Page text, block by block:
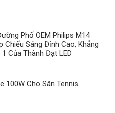
Phố OEM Philips M14
Chiếu Sáng Đỉnh Cao, Khẳng
Của Thành Đạt LED
100W Cho Sân Tennis